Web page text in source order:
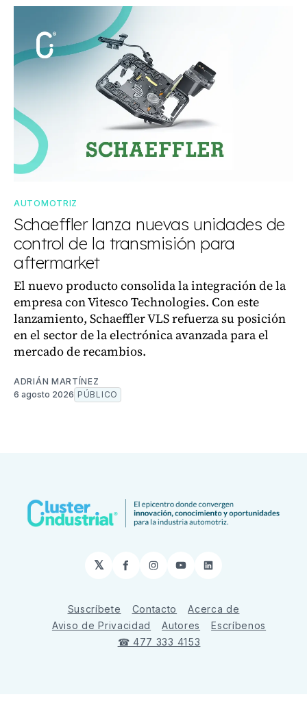
AUTOMOTRIZ
Schaeffler lanza nuevas unidades de
control de la transmisión para
aftermarket
El nuevo producto consolida la integración de la
empresa con Vitesco Technologies. Con este
lanzamiento, Schaeffler VLS refuerza su posición
en el sector de la electrónica avanzada para el
mercado de recambios.
ADRIÁN MARTÍNEZ
6 agosto 2026 PÚBLICO
𝕏 Facebook
Instagram
YouTubeLinkedIn
Suscríbete Contacto
Acerca de
Aviso de Privacidad
Autores
Escríbenos
☎ 477 333 4153